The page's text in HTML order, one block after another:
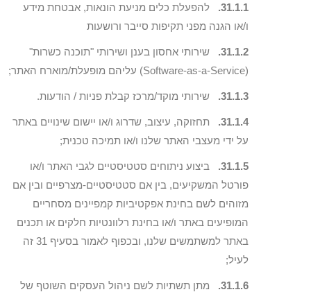
31.1.1.
להפעלת כלים מניעת הונאות, אבטחת מידע
ו/או הגנה מפני תקיפות סייבר ורושעות
31.1.2.
שירותי אחסון בענן ושירותי "תוכנה כשרות"
(Software-as-a-Service) עליהם מופעלת/מוארח האתר;
31.1.3. שירותי מוקד/מרכז קבלת פניות / הודעות.
31.1.4.
תחזוקה, עיצוב, שדרוג ו/או יישום שינויים באתר
על ידי מעצבי האתר שלנו ו/או תמיכה טכנית;
31.1.5.
ביצוע ניתוחים סטטיסטיים לגבי האתר ו/או
פורטל המשקיעים, בין אם סטטיסטיים-מצרפיים ובין אם
מזוהים לשם בחינת אפקטיביות קמפיינים מסחריים
המופיעים באתר ו/או בחינת רלוונטיות חלקים או תכנים
באתר למשתמשים שלנו, ובכפוף לאמור בסעיף 31 זה
לעיל;
31.1.6.
מתן תשתיות לשם ניהול העסקים השוטף של